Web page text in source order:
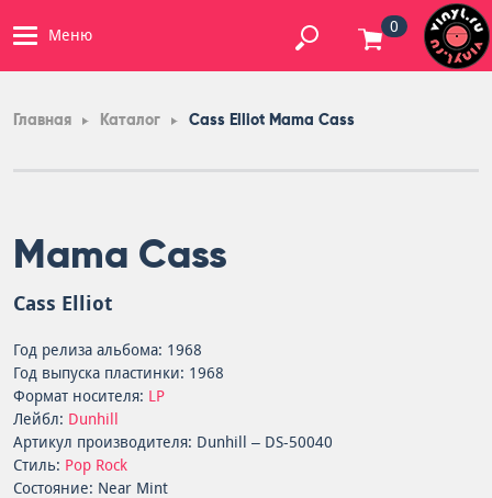
Меню 0
Главная Каталог Cass Elliot Mama Cass
Mama Cass
Cass Elliot
Год релиза альбома: 1968
Год выпуска пластинки: 1968
Формат носителя: LP
Лейбл: Dunhill
Артикул производителя: Dunhill – DS-50040
Стиль: Pop Rock
Состояние: Near Mint